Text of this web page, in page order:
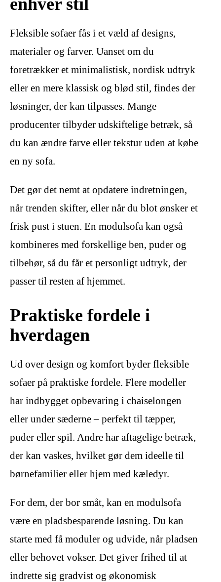
Fleksible sofaer fås i et væld af designs,
materialer og farver. Uanset om du
foretrækker et minimalistisk, nordisk udtryk
eller en mere klassisk og blød stil, findes der
løsninger, der kan tilpasses. Mange
producenter tilbyder udskiftelige betræk, så
du kan ændre farve eller tekstur uden at købe
en ny sofa.
Det gør det nemt at opdatere indretningen,
når trenden skifter, eller når du blot ønsker et
frisk pust i stuen. En modulsofa kan også
kombineres med forskellige ben, puder og
tilbehør, så du får et personligt udtryk, der
passer til resten af hjemmet.
Praktiske fordele i
hverdagen
Ud over design og komfort byder fleksible
sofaer på praktiske fordele. Flere modeller
har indbygget opbevaring i chaiselongen
eller under sæderne – perfekt til tæpper,
puder eller spil. Andre har aftagelige betræk,
der kan vaskes, hvilket gør dem ideelle til
børnefamilier eller hjem med kæledyr.
For dem, der bor småt, kan en modulsofa
være en pladsbesparende løsning. Du kan
starte med få moduler og udvide, når pladsen
eller behovet vokser. Det giver frihed til at
indrette sig gradvist og økonomisk